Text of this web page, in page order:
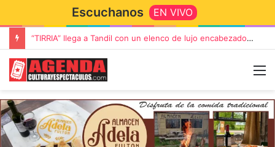
Escuchanos EN VIVO
“TIRRIA” llega a Tandil con un elenco de lujo encabezado por Capusotto, Spregelburd y Stefani